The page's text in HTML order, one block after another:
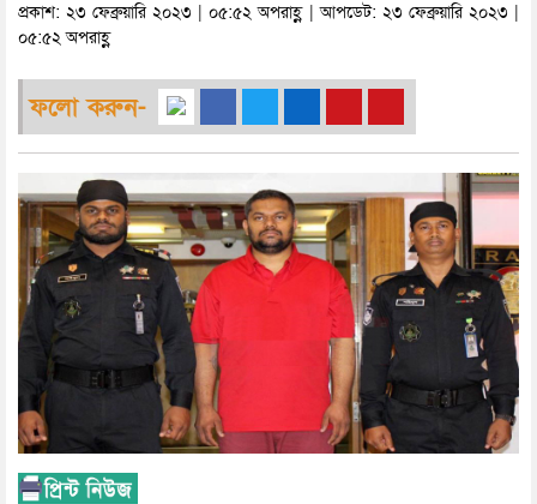
প্রকাশ: ২৩ ফেব্রুয়ারি ২০২৩ | ০৫:৫২ অপরাহ্ণ | আপডেট: ২৩ ফেব্রুয়ারি ২০২৩ |
০৫:৫২ অপরাহ্ণ
ফলো করুন-